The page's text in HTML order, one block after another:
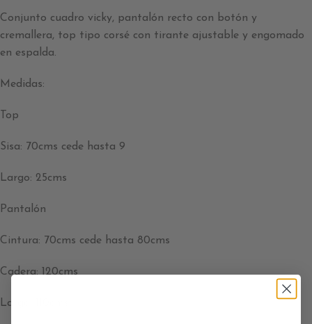
Conjunto cuadro vicky, pantalón recto con botón y
cremallera, top tipo corsé con tirante ajustable y engomado
en espalda.
Medidas:
Top
Sisa: 70cms cede hasta 9
Largo: 25cms
Pantalón
Cintura: 70cms cede hasta 80cms
Cadera: 120cms
Largo: 110cms